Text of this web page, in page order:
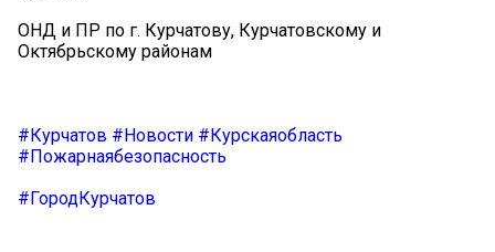
ОНД и ПР по г. Курчатову, Курчатовскому и
Октябрьскому районам
#Курчатов #Новости #Курскаяобласть
#Пожарнаябезопасность
#ГородКурчатов